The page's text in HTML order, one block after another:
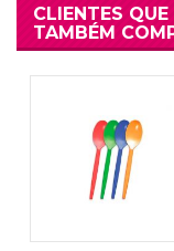
CLIENTES
TAMBÉM